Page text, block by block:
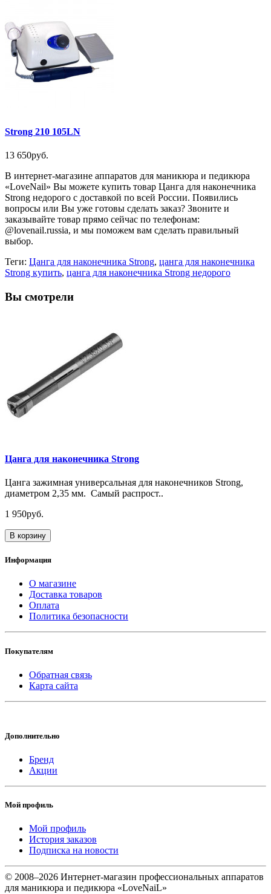
Strong 210 105LN
13 650руб.
В интернет-магазине аппаратов для маникюра и педикюра
«LoveNail» Вы можете купить товар Цанга для наконечника
Strong недорого с доставкой по всей России. Появились
вопросы или Вы уже готовы сделать заказ? Звоните и
заказывайте товар прямо сейчас по телефонам:
@lovenail.russia, и мы поможем вам сделать правильный
выбор.
Теги: Цанга для наконечника Strong, цанга для наконечника
Strong купить, цанга для наконечника Strong недорого
Вы смотрели
Цанга для наконечника Strong
Цанга зажимная универсальная для наконечников Strong,
диаметром 2,35 мм. Самый распрост..
1 950руб.
В корзину
Информация
О магазине
Доставка товаров
Оплата
Политика безопасности
Покупателям
Обратная связь
Карта сайта
Дополнительно
Бренд
Акции
Мой профиль
Мой профиль
История заказов
Подписка на новости
© 2008–2026 Интернет-магазин профессиональных аппаратов
для маникюра и педикюра «LoveNaiL»